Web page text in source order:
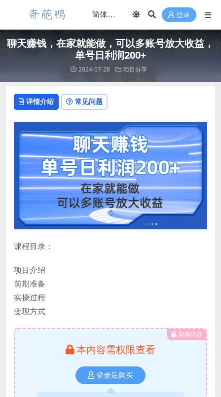
登录
聊天赚钱，在家就能做，可以多账号放大收益，
单号日利润200+
2024-07-28 项目分享
详情介绍 常见问题
课程目录：
项目介绍
前期准备
实操过程
变现方式
隐藏内容
本内容需权限查看
登录后购买